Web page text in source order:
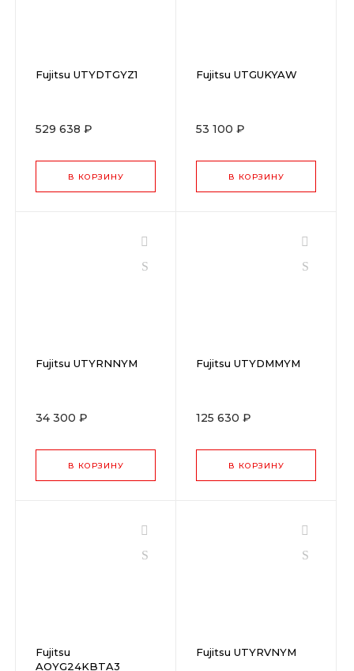
Fujitsu UTYDTGYZ1
529 638 ₽
В КОРЗИНУ
Fujitsu UTGUKYAW
53 100 ₽
В КОРЗИНУ
Fujitsu UTYRNNYM
34 300 ₽
В КОРЗИНУ
Fujitsu UTYDMMYM
125 630 ₽
В КОРЗИНУ
Fujitsu
AOYG24KBTA3
Fujitsu UTYRVNYM